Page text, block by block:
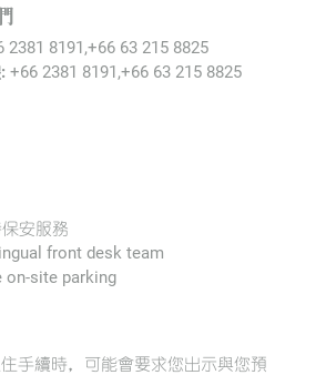
2381 8191,+66 63 215 8825
+66 2381 8191,+66 63 215 8825
安服務
front desk team
on-site parking
手續時，可能會要求您出示與您預